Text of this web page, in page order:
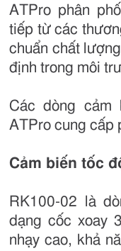
ATPro phân
tiếp từ các
chuẩn chất
định trong môi
Các dòng
ATPro cung cấp
Cảm biến tốc
RK100-02 là
dạng cốc xoay
nhạy cao, khả